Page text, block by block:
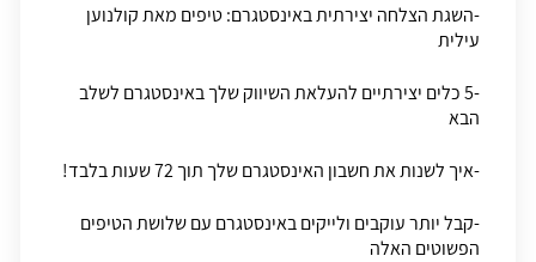
-השגת הצלחה יצירתית באינסטגרם: טיפים מאת קולנוען
עילית
-5 כלים יצירתיים להעלאת השיווק שלך באינסטגרם לשלב
הבא
-איך לשנות את חשבון האינסטגרם שלך תוך 72 שעות בלבד!
-קבל יותר עוקבים ולייקים באינסטגרם עם שלושת הטיפים
הפשוטים האלה